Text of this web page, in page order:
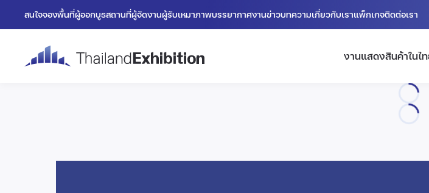
สนใจจองพื้นที่ผู้ออกบูธสถานที่ผู้จัดงานผู้รับเหมาภาพบรรยากาศงานข่าวบทความเกี่ยวกับเราแพ็กเกจติดต่อเรา
งานแสดงสินค้าในไ